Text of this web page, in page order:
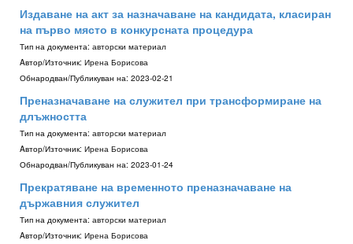
Издаване на акт за назначаване на кандидата, класиран
на първо място в конкурсната процедура
Тип на документа: авторски материал
Aвтор/Източник: Ирена Борисова
Обнародван/Публикуван на: 2023-02-21
Преназначаване на служител при трансформиране на
длъжността
Тип на документа: авторски материал
Aвтор/Източник: Ирена Борисова
Обнародван/Публикуван на: 2023-01-24
Прекратяване на временното преназначаване на
държавния служител
Тип на документа: авторски материал
Aвтор/Източник: Ирена Борисова